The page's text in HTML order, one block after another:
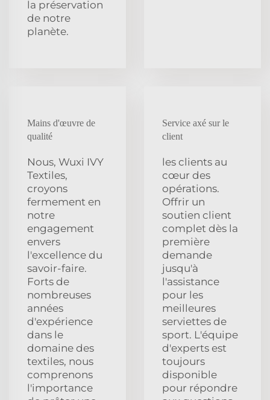
la préservation
de notre
planète.
Mains d'œuvre de
qualité
Nous, Wuxi IVY
Textiles,
croyons
fermement en
notre
engagement
envers
l'excellence du
savoir-faire.
Forts de
nombreuses
années
d'expérience
dans le
domaine des
textiles, nous
comprenons
l'importance
Service axé sur le
client
les clients au
cœur des
opérations.
Offrir un
soutien client
complet dès la
première
demande
jusqu'à
l'assistance
pour les
meilleures
serviettes de
sport. L'équipe
d'experts est
toujours
disponible
pour répondre